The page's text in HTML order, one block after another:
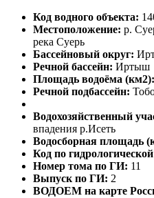
Код водного объекта:
Местоположение: р.
река Суерь
Бассейновый округ:
Речной бассейн: Иртыш
Площадь водоёма (км2):
Речной подбассейн:
Водохозяйственный
впадения р.Исеть
Водосборная площадь
Код по
Номер тома по ГИ: 11
Выпуск по ГИ: 2
ВОДОЕМ на карте